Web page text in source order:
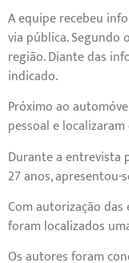
A equipe recebeu
via pública. Segundo
região. Diante das
indicado.
Próximo ao
pessoal e
Durante a entrevista
27 anos,
Com autorização
foram localizados
Os autores foram